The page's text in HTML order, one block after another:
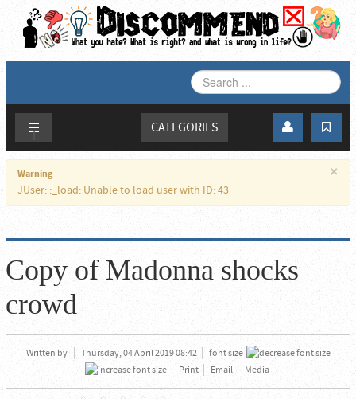
SEARCH
...
CATEGORIES
×
Warning
JUser: :_load: Unable to load user with ID: 43
Copy of Madonna shocks
crowd
Written by Thursday, 04 April 2019 08:42
font size
Print
Email Media